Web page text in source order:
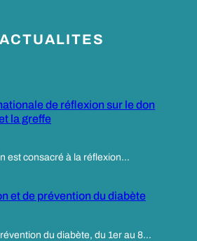
de réflexion sur le don
la greffe
est consacré à la réflexion…
et de prévention du diabète
du diabète, du 1er au 8…